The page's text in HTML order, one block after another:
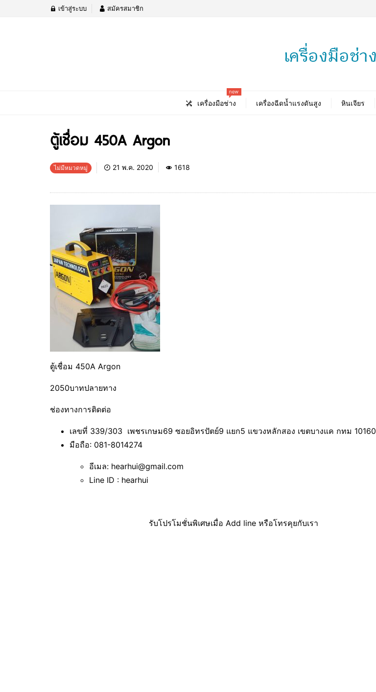
เข้าสู่ระบบ สมัครสมาชิก
เครื่องมือช่าง
new
เครื่องฉีดน้ำแรงดันสูง หินเจียร
ตู้เชื่อม 450A Argon
ไม่มีหมวดหมู่ 21 พ.ค. 2020 1618
ตู้เชื่อม 450A Argon
2050บาทปลายทาง
ช่องทางการติดต่อ
เลขที่ 339/303 เพชรเกษม69 ซอยอิทรปัตย์9 แยก5 แขวงหลักสอง เขตบางแค กทม 10160
มือถือ: 081-8014274
อีเมล: hearhui@gmail.com
Line ID : hearhui
รับโปรโมชั่นพิเศษเมื่อ Add line หรือโทรคุยกับเรา